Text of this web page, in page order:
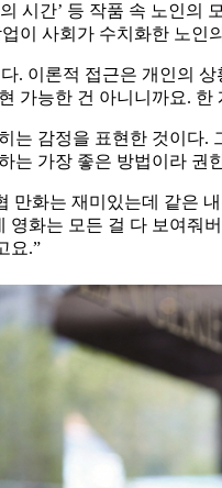
시간’ 등 작품 속 노인
이 사회가 수치화한 노
. 이론적 접근은 개인의
가능한 건 아니니까요.
감정을 표현한 것이
는 가장 좋은 방법이라 권
화는 재미있는데 같은
화는 모든 걸 다 보여
요.”